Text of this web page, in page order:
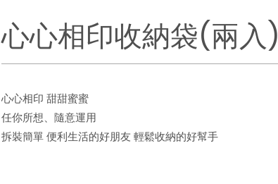
心心相印收納袋(兩入)
心心相印 甜甜蜜蜜
任你所想、隨意運用
拆裝簡單 便利生活的好朋友 輕鬆收納的好幫手